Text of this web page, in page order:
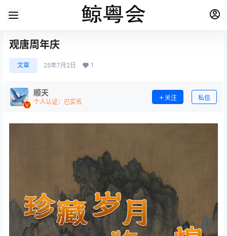
观唐周年庆
文章 25年7月2日 1
顺天
个人认证：已实名
关注 私信